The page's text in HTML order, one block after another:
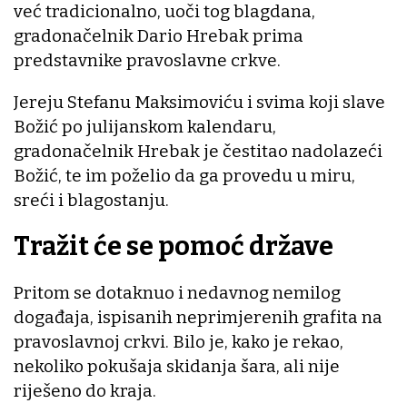
već tradicionalno, uoči tog blagdana,
gradonačelnik Dario Hrebak prima
predstavnike pravoslavne crkve.
Jereju Stefanu Maksimoviću i svima koji slave
Božić po julijanskom kalendaru,
gradonačelnik Hrebak je čestitao nadolazeći
Božić, te im poželio da ga provedu u miru,
sreći i blagostanju.
Tražit će se pomoć države
Pritom se dotaknuo i nedavnog nemilog
događaja, ispisanih neprimjerenih grafita na
pravoslavnoj crkvi. Bilo je, kako je rekao,
nekoliko pokušaja skidanja šara, ali nije
riješeno do kraja.